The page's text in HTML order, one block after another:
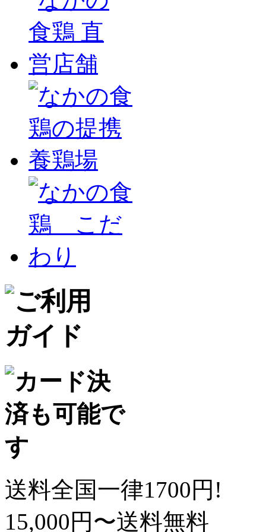
送料全国一律1700円!
15,000円〜送料無料